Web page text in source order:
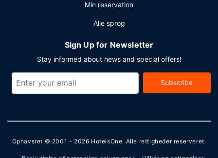
Min reservation
Alle sprog
Sign Up for Newsletter
Stay informed about news and special offers!
Subscribe
Ophavsret © 2001 - 2026 HotelsOne. Alle rettigheder reserveret.